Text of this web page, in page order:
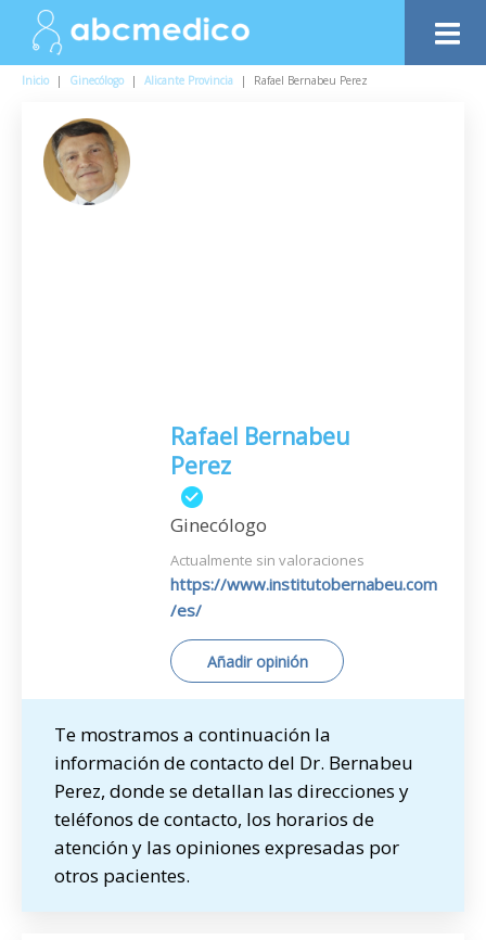
Inicio | Ginecólogo | Alicante Provincia | Rafael Bernabeu Perez
Rafael Bernabeu
Perez
Ginecólogo
Actualmente sin valoraciones
https://www.institutobernabeu.com
/es/
Añadir opinión
Te mostramos a continuación la
información de contacto del Dr. Bernabeu
Perez, donde se detallan las direcciones y
teléfonos de contacto, los horarios de
atención y las opiniones expresadas por
otros pacientes.